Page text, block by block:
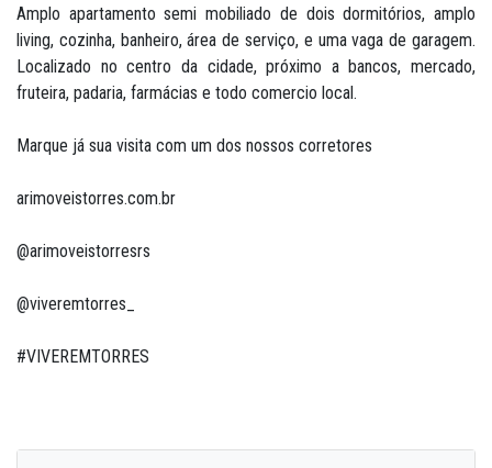
Amplo apartamento semi mobiliado de dois dormitórios, amplo
living, cozinha, banheiro, área de serviço, e uma vaga de garagem.
Localizado no centro da cidade, próximo a bancos, mercado,
fruteira, padaria, farmácias e todo comercio local.
Marque já sua visita com um dos nossos corretores
arimoveistorres.com.br
@arimoveistorresrs
@viveremtorres_
#VIVEREMTORRES